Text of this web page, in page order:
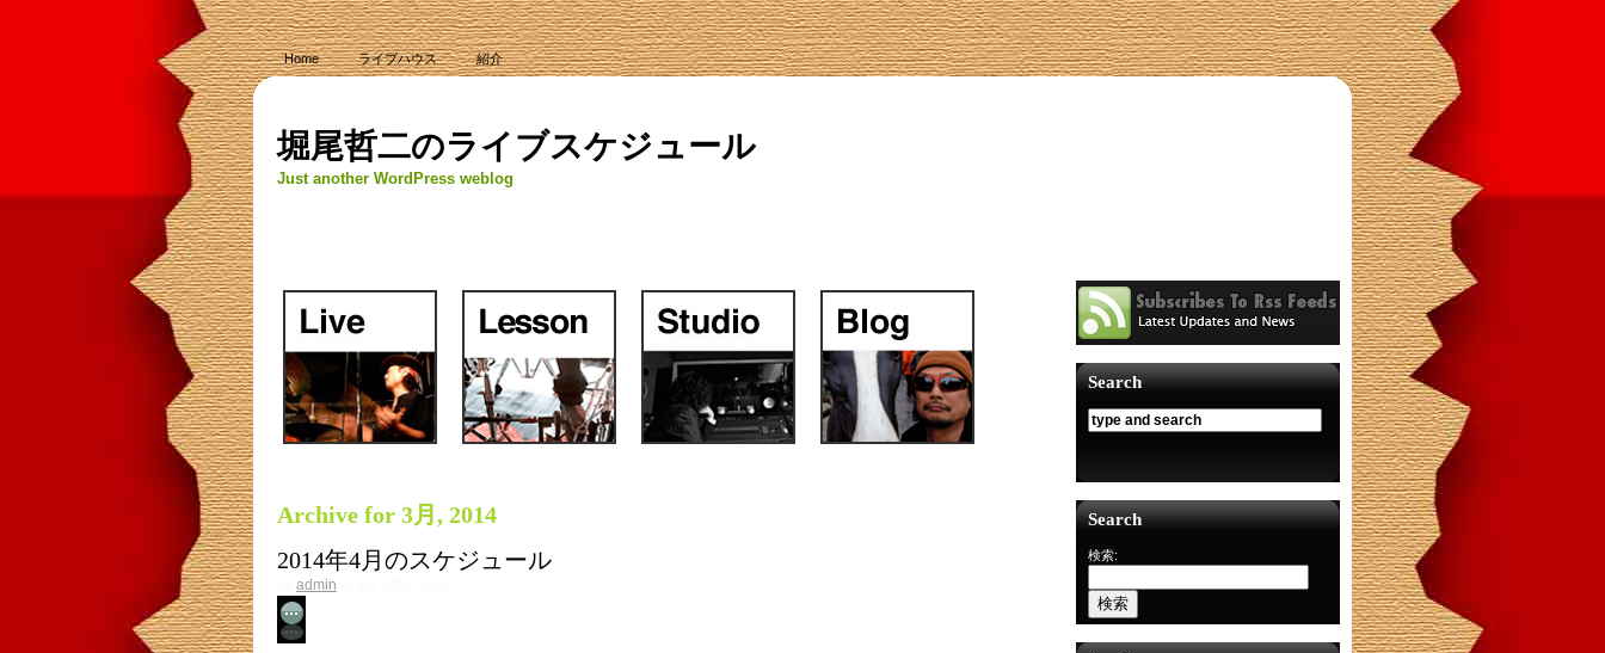
Home ライブハウス 紹介
堀尾哲二のライブスケジュール
Just another WordPress weblog
Archive for 3月, 2014
2014年4月のスケジュール
admin
Search
Search
検索: